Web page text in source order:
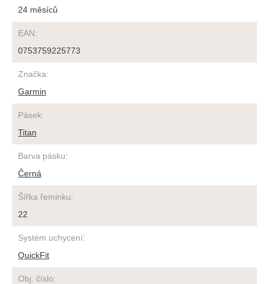
24 měsíců
EAN:
0753759225773
Značka:
Garmin
Pásek:
Titan
Barva pásku:
Černá
Šířka řeminku:
22
Systém uchycení:
QuickFit
Obj. číslo: